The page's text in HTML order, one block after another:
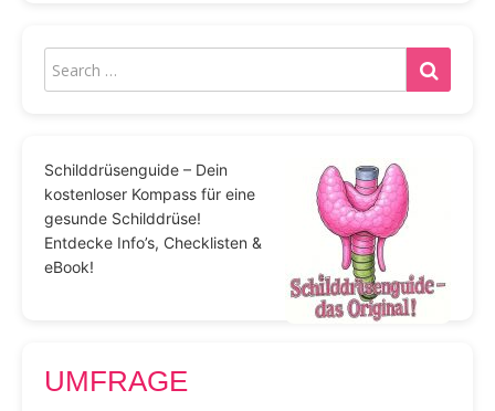
Schilddrüsenguide – Dein
kostenloser Kompass für eine
gesunde Schilddrüse!
Entdecke Info’s, Checklisten &
eBook!
UMFRAGE